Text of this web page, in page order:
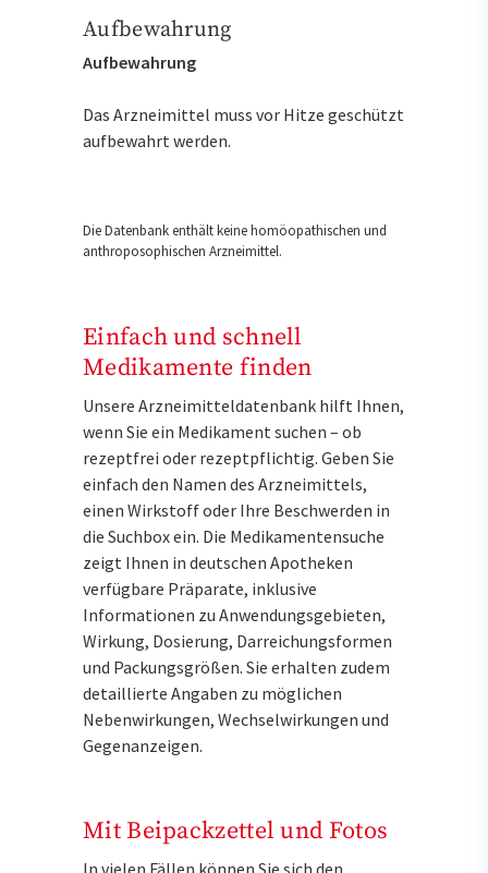
Aufbewahrung
Aufbewahrung
Das Arzneimittel muss vor Hitze geschützt
aufbewahrt werden.
Die Datenbank enthält keine homöopathischen und
anthroposophischen Arzneimittel.
Einfach und schnell
Medikamente finden
Unsere Arzneimitteldatenbank hilft Ihnen,
wenn Sie ein Medikament suchen – ob
rezeptfrei oder rezeptpflichtig. Geben Sie
einfach den Namen des Arzneimittels,
einen Wirkstoff oder Ihre Beschwerden in
die Suchbox ein. Die Medikamentensuche
zeigt Ihnen in deutschen Apotheken
verfügbare Präparate, inklusive
Informationen zu Anwendungsgebieten,
Wirkung, Dosierung, Darreichungsformen
und Packungsgrößen. Sie erhalten zudem
detaillierte Angaben zu möglichen
Nebenwirkungen, Wechselwirkungen und
Gegenanzeigen.
Mit Beipackzettel und Fotos
In vielen Fällen können Sie sich den